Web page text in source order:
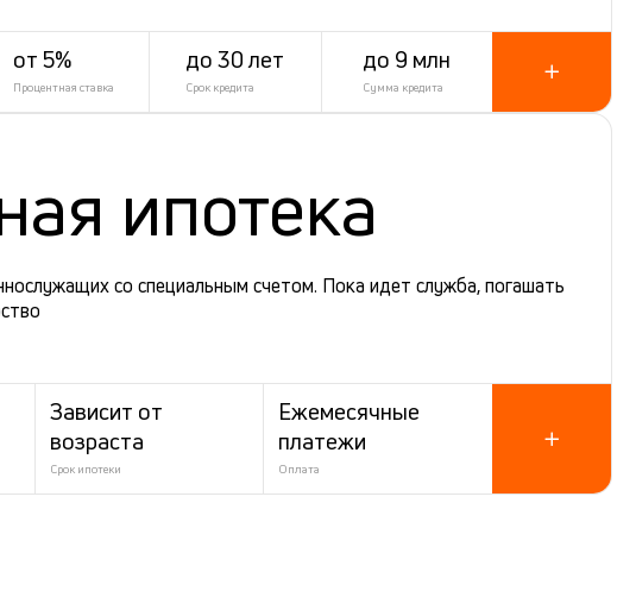
от 5%
Процентная ставка
до 30 лет
Срок кредита
до 9 млн
Сумма кредита
ипотека
со специальным счетом. Пока идет служба, погашать
Зависит от
возраста
Срок ипотеки
Ежемесячные
платежи
Оплата